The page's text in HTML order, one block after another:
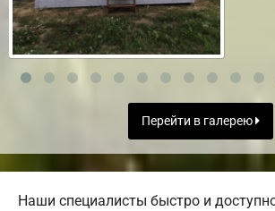
Перейти в галерею
Наши специалисты быстро и